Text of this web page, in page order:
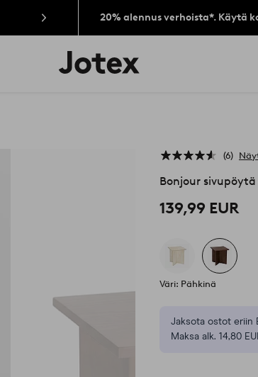
20% alennus verhoista*. Käytä
Jotex-
logo
6
Bonjour
139,99 EUR
Väri: Pähkinä
Jaksota ostot eriin
Maksa alk. 14,80